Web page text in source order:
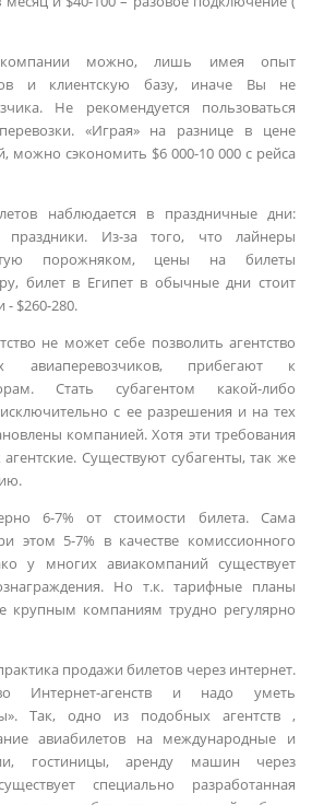
можно, лишь имея опыт
и клиентскую базу, иначе Вы не
Не рекомендуется пользоваться
«Играя» на разнице в цене
можно сэкономить $6 000-10 000 с рейса
наблюдается в праздничные дни:
Из-за того, что лайнеры
порожняком, цены на билеты
билет в Египет в обычные дни стоит
- $260-280.
не может себе позволить агентство
авиаперевозчиков, прибегают к
Стать субагентом какой-либо
с ее разрешения и на тех
компанией. Хотя эти требования
Существуют субагенты, так же
6-7% от стоимости билета. Сама
этом 5-7% в качестве комиссионного
у многих авиакомпаний существует
Но т.к. тарифные планы
крупным компаниям трудно регулярно
продажи билетов через интернет.
Интернет-агенств и надо уметь
Так, одно из подобных агентств ,
авиабилетов на международные и
гостиницы, аренду машин через
специально разработанная